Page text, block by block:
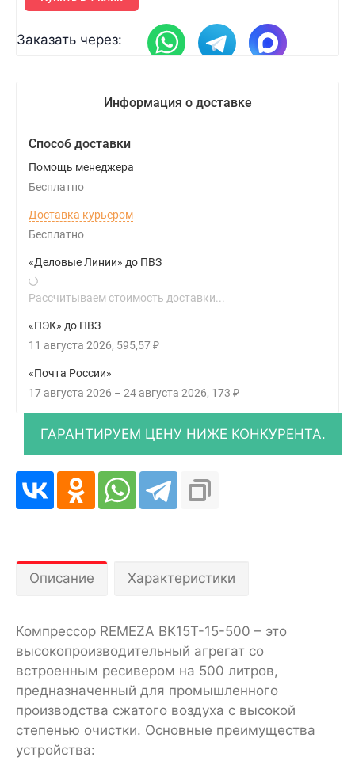
Заказать через:
Информация о доставке
Способ доставки
Помощь менеджера
Бесплатно
Доставка курьером
Бесплатно
«Деловые Линии» до ПВЗ
Рассчитываем стоимость доставки...
«ПЭК» до ПВЗ
11 августа 2026 595,57₽
«Почта России»
17 августа 2026 – 24 августа 2026 173 ₽
Описание Характеристики
Компрессор REMEZA BK15Т-15-500 – это
высокопроизводительный агрегат со
встроенным ресивером на 500 литров,
предназначенный для промышленного
производства сжатого воздуха с высокой
степенью очистки. Основные преимущества
устройства: